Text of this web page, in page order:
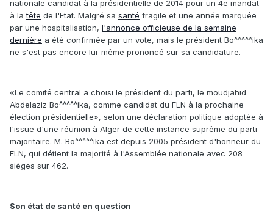
nationale candidat à la présidentielle de 2014 pour un 4e mandat
à latête de l'Etat. Malgré sa santé fragile et une année marquée
par une hospitalisation, l'annonce officieuse de la semaine
dernière a été confirmée par un vote, mais le président Bo^^^^^ika
ne s'est pas encore lui-même prononcé sur sa candidature.
«Le comité central a choisi le président du parti, le moudjahid
Abdelaziz Bo^^^^^ika, comme candidat du FLN à la prochaine
élection présidentielle», selon une déclaration politique adoptée à
l'issue d'une réunion à Alger de cette instance suprême du parti
majoritaire. M. Bo^^^^^ika est depuis 2005 président d'honneur du
FLN, qui détient la majorité à l'Assemblée nationale avec 208
sièges sur 462.
Son état de santé en question